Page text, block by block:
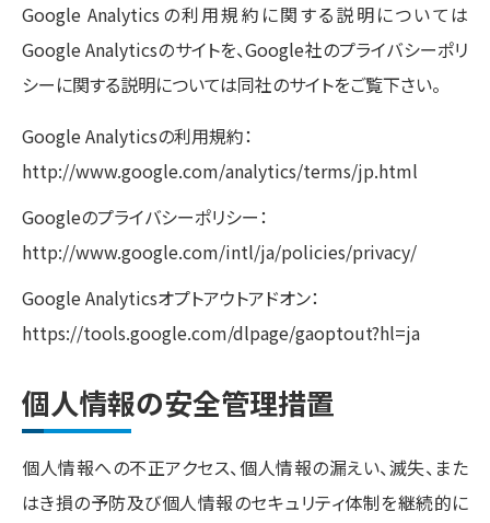
Google Analyticsの利用規約に関する説明については
Google Analyticsのサイトを、Google社のプライバシーポリ
シーに関する説明については同社のサイトをご覧下さい。
Google Analyticsの利用規約：
http://www.google.com/analytics/terms/jp.html
Googleのプライバシーポリシー：
http://www.google.com/intl/ja/policies/privacy/
Google Analyticsオプトアウトアドオン：
https://tools.google.com/dlpage/gaoptout?hl=ja
個人情報の安全管理措置
個人情報への不正アクセス、個人情報の漏えい、滅失、また
はき損の予防及び個人情報のセキュリティ体制を継続的に